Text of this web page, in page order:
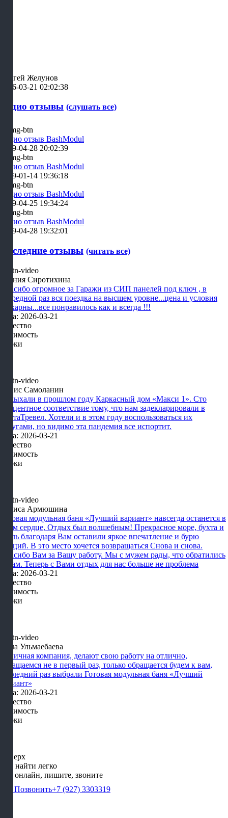
Сергей Желунов
2026-03-21 02:02:38
Аудио отзывы (слушать все)
Аудио отзыв BashModul
2019-04-28 20:02:39
Аудио отзыв BashModul
2019-01-14 19:36:18
Аудио отзыв BashModul
2019-04-25 19:34:24
Аудио отзыв BashModul
2019-04-28 19:32:01
Последние отзывы (читать все)
Ксения Сиротихина
Спасибо огромное за Гаражи из СИП панелей под ключ , в
очередной раз вся поездка на высшем уровне...цена и условия
шикарны...все понравилось как и всегда !!!
Дата: 2026-03-21
Качество
Стоимость
Сроки
Денис Самоланин
Отдыхали в прошлом году Каркасный дом «Макси 1». Сто
процентное соответствие тому, что нам задекларировали в
КартаТревел. Хотели и в этом году воспользоваться их
услугами, но видимо эта пандемия все испортит.
Дата: 2026-03-21
Качество
Стоимость
Сроки
Лариса Армюшина
Готовая модульная баня «Лучший вариант» навсегда останется в
моем сердце, Отдых был волшебным! Прекрасное море, бухта и
отель благодаря Вам оставили яркое впечатление и бурю
эмоций. В это место хочется возвращаться Снова и снова.
Спасибо Вам за Вашу работу. Мы с мужем рады, что обратились
к Вам. Теперь с Вами отдых для нас больше не проблема
Дата: 2026-03-21
Качество
Стоимость
Сроки
Алла Ульмаебаева
Отличная компания, делают свою работу на отлично,
обращаемся не в первый раз, только обращается будем к вам,
последний раз выбрали Готовая модульная баня «Лучший
вариант»
Дата: 2026-03-21
Качество
Стоимость
Сроки
Наверх
Нас найти легко
Мы онлайн, пишите, звоните
Позвонить+7 (927) 3303319